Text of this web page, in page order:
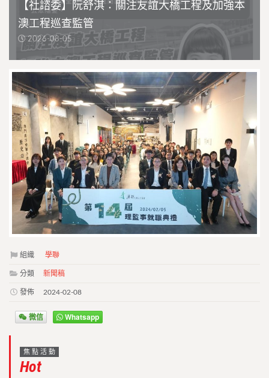
【社諮委】阮舒淇：關注友誼大橋工程及加強本
澳工程巡查監管
2026-08-05
組織 學聯
分類 新聞稿
發佈 2024-02-08
微信 Whatsapp
焦點活動
Hot